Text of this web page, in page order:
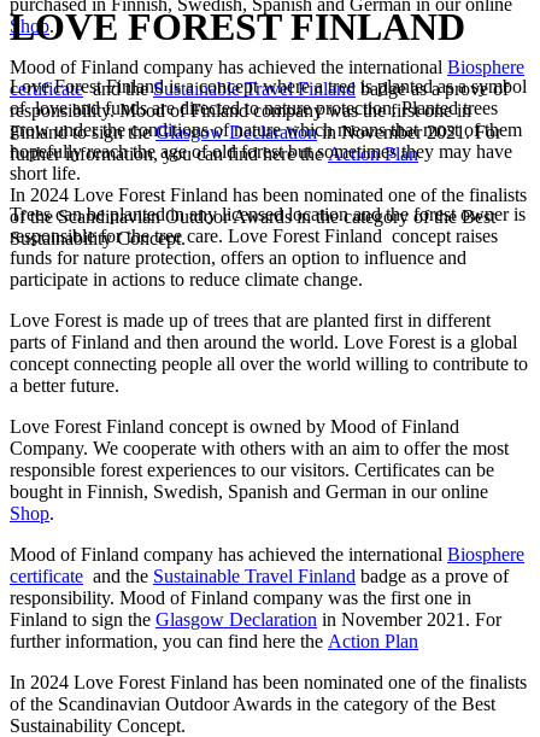
purchased in Finnish, Swedish, Spanish and German in our online
Shop.
Mood of Finland company has achieved the international Biosphere
certificateand theSustainable Travel Finland badge as a prove of
responsibility. Mood of Finland company was the first one in
Finland to sign theGlasgow Declarationin November 2021. For
further information, you can find here theAction Plan
In 2024 Love Forest Finland has been nominated one of the finalists
of the Scandinavian Outdoor Awards in the category of the Best
Sustainability Concept.
LOVE FOREST FINLAND
Love Forest Finland is a concept where a tree is planted as a symbol
of love and funds are directed to nature protection. Planted trees
grow under the conditions of nature which means that most of them
hopefully reach the age of old forest but sometimes they may have
short life.
Trees can be planted in any licensed location and the forest owner is
responsible for the tree care. Love Forest Finland concept raises
funds for nature protection, offers an option to influence and
participate in actions to reduce climate change.
Love Forest is made up of trees that are planted first in different
parts of Finland and then around the world. Love Forest is a global
concept connecting people all over the world willing to contribute to
a better future.
Love Forest Finland concept is owned by Mood of Finland
Company. We cooperate with others with an aim to offer the most
responsible forest experiences to our visitors. Certificates can be
bought in Finnish, Swedish, Spanish and German in our online
Shop.
Mood of Finland company has achieved the international Biosphere
certificate and the Sustainable Travel Finland badge as a prove of
responsibility. Mood of Finland company was the first one in
Finland to sign the Glasgow Declaration in November 2021. For
further information, you can find here the Action Plan
In 2024 Love Forest Finland has been nominated one of the finalists
of the Scandinavian Outdoor Awards in the category of the Best
Sustainability Concept.